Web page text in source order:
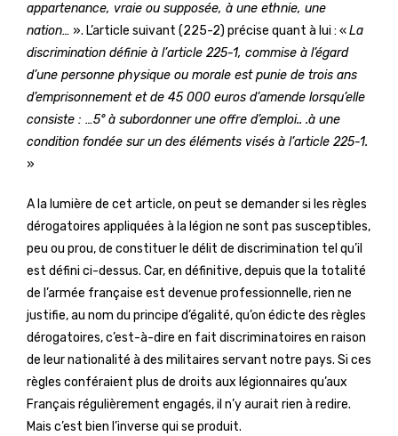
appartenance, vraie ou supposée, à une ethnie, une
nation… ». L’article suivant (225-2) précise quant à lui : «La
discrimination définie à l’article 225-1, commise à l’égard
d’une personne physique ou morale est punie de trois ans
d’emprisonnement et de 45 000 euros d’amende lorsqu’elle
consiste : …5° à subordonner une offre d’emploi.. .à une
condition fondée sur un des éléments visés à l’article 225-1.
»
A la lumière de cet article, on peut se demander si les règles
dérogatoires appliquées à la légion ne sont pas susceptibles,
peu ou prou, de constituer le délit de discrimination tel qu’il
est défini ci-dessus. Car, en définitive, depuis que la totalité
de l’armée française est devenue professionnelle, rien ne
justifie, au nom du principe d’égalité, qu’on édicte des règles
dérogatoires, c’est-à-dire en fait discriminatoires en raison
de leur nationalité à des militaires servant notre pays. Si ces
règles conféraient plus de droits aux légionnaires qu’aux
Français régulièrement engagés, il n’y aurait rien à redire.
Mais c’est bien l’inverse qui se produit.